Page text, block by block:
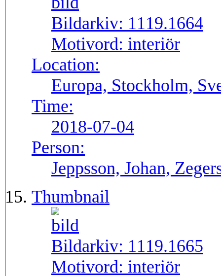
Bildarkiv: 1119.1664
Motivord: interiör
Location:
Europa, Stockholm,
Time:
2018-07-04
Person:
Jeppsson, Johan,
Thumbnail
Bildarkiv: 1119.1665
Motivord: interiör